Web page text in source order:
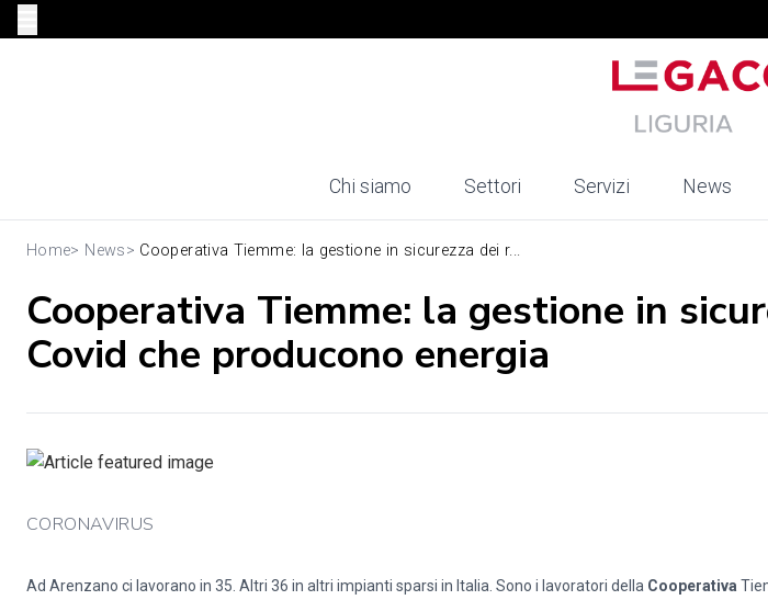
Chi siamo Settori Servizi News
Home> News> Cooperativa Tiemme: la gestione in sicurezza dei r...
Cooperativa Tiemme: la gestione in
Covid che producono energia
CORONAVIRUS
Ad Arenzano ci lavorano in 35. Altri 36 in altri impianti sparsi in Italia. Sono i lavoratori della Cooperativa